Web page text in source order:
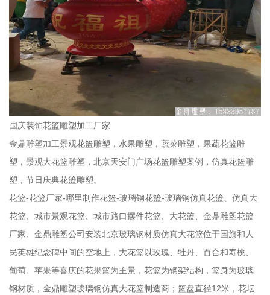
国庆装饰花篮雕塑加工厂家
金鼎雕塑加工景观花篮雕塑，水果雕塑，蔬菜雕塑，果蔬花篮雕
塑，景观大花篮雕塑，北京天安门广场花篮雕塑案例，仿真花篮雕
塑，节日庆典花篮雕塑。
花篮-花篮厂家-哪里制作花篮-玻璃钢花篮-玻璃钢仿真花篮、仿真大
花篮、城市景观花篮、城市路口摆件花篮、大花篮、金鼎雕塑花篮
厂家、金鼎雕塑公司安装北京玻璃钢材质仿真大花篮位于国旗和人
民英雄纪念碑中间的空地上，大花篮以玫瑰、牡丹、百合和寿桃、
葡萄、苹果等喜庆的花果篮为主景，花篮为钢架结构，篮身为玻璃
钢材质，金鼎雕塑玻璃钢仿真大花篮制造商；篮盘直径12米，花坛